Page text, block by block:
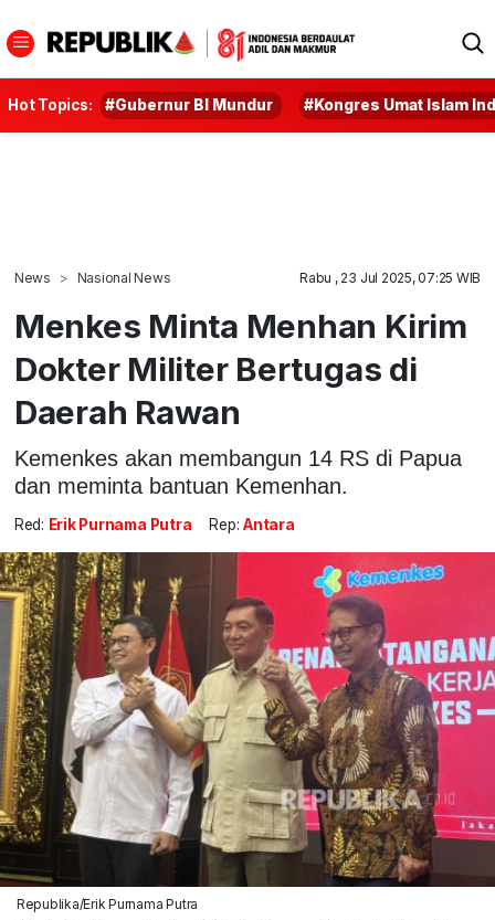
Hot Topics: #Gubernur BI Mundur #Kongres Umat Islam
News Nasional News Rabu , 23 Jul 2025, 07:25 WIB
Menkes Minta Menhan Kirim
Dokter Militer Bertugas di
Daerah Rawan
Kemenkes akan membangun 14 RS di Papua
dan meminta bantuan Kemenhan.
Red: Erik Purnama Putra Rep: Antara
Republika/Erik Purnama Putra